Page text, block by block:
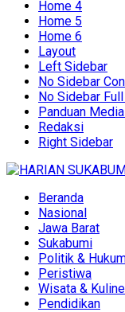
Home 4
Home 5
Home 6
Layout
Left Sidebar
No Sidebar
No Sidebar
Panduan
Redaksi
Right Sidebar
Beranda
Nasional
Jawa Barat
Sukabumi
Politik &
Peristiwa
Wisata &
Pendidikan